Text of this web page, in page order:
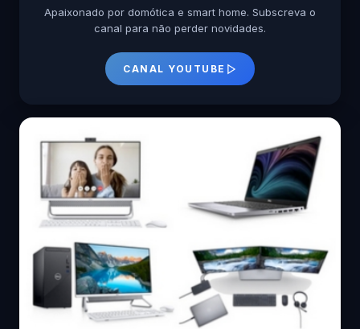
Apaixonado por domótica e smart home. Subscreva o
canal para não perder novidades.
CANAL YOUTUBE